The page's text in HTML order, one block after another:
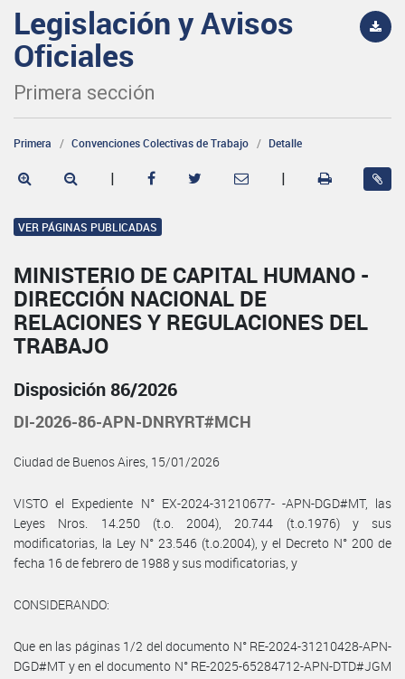
Legislación y Avisos
Oficiales
Primera sección
Primera Convenciones Colectivas de Trabajo Detalle
| |
VER PÁGINAS PUBLICADAS
MINISTERIO DE CAPITAL HUMANO -
DIRECCIÓN NACIONAL DE
RELACIONES Y REGULACIONES DEL
TRABAJO
Disposición 86/2026
DI-2026-86-APN-DNRYRT#MCH
Ciudad de Buenos Aires, 15/01/2026
VISTO el Expediente N° EX-2024-31210677- -APN-DGD#MT, las
Leyes Nros. 14.250 (t.o. 2004), 20.744 (t.o.1976) y sus
modificatorias, la Ley N° 23.546 (t.o.2004), y el Decreto N° 200 de
fecha 16 de febrero de 1988 y sus modificatorias, y
CONSIDERANDO:
Que en las páginas 1/2 del documento N° RE-2024-31210428-APN-
DGD#MT y en el documento N° RE-2025-65284712-APN-DTD#JGM